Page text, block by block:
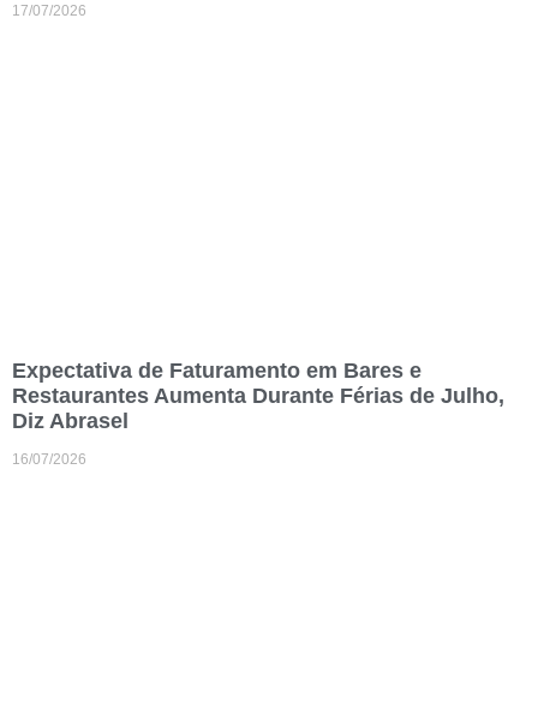
17/07/2026
Expectativa de Faturamento em Bares e
Restaurantes Aumenta Durante Férias de Julho,
Diz Abrasel
16/07/2026